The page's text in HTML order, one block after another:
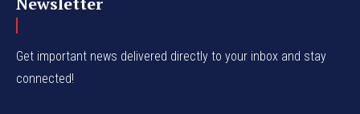
Get important news delivered directly to your inbox and stay
connected!